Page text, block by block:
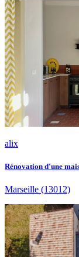
alix
Rénovation d'une
Marseille (13012)